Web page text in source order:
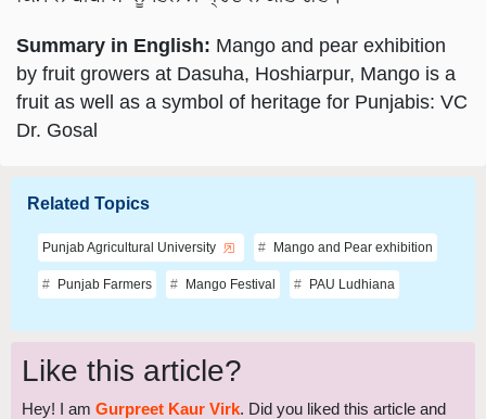
Summary in English:Mango and pear exhibition
by fruit growers at Dasuha, Hoshiarpur, Mango is a
fruit as well as a symbol of heritage for Punjabis: VC
Dr. Gosal
Punjab Agricultural University
Punjab Farmers Mango Festival PAU Ludhiana
Like this article?
Hey! I am Gurpreet Kaur Virk
have suggestions to improve this article?Mail me your